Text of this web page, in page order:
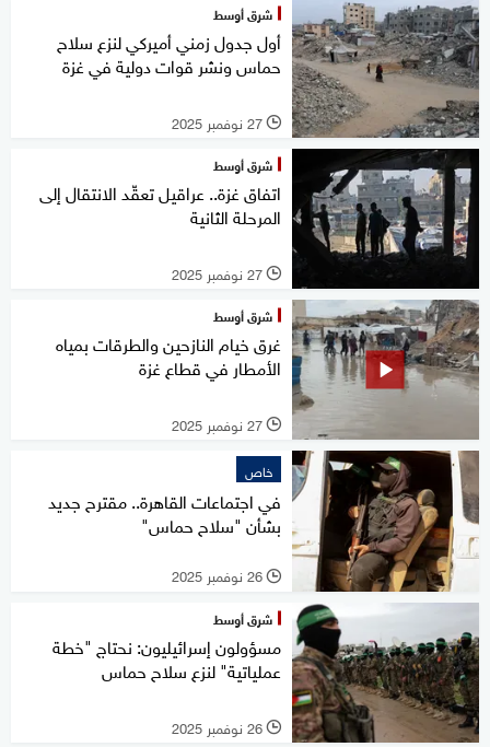
شرق أوسط
أول جدول زمني أميركي لنزع سلاح
حماس ونشر قوات دولية في غزة
l 27 نوفمبر 2025
شرق أوسط
اتفاق غزة.. عراقيل تعقّد الانتقال إلى
المرحلة الثانية
l 27 نوفمبر 2025
شرق أوسط
غرق خيام النازحين والطرقات بمياه
الأمطار في قطاع غزة
l 27 نوفمبر 2025
خاص
في اجتماعات القاهرة.. مقترح جديد
بشأن "سلاح حماس"
l 26 نوفمبر 2025
شرق أوسط
مسؤولون إسرائيليون: نحتاج "خطة
عملياتية" لنزع سلاح حماس
l 26 نوفمبر 2025